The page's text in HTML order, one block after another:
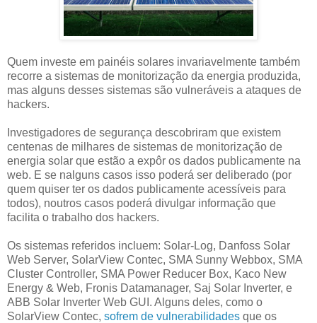
Quem investe em painéis solares invariavelmente também
recorre a sistemas de monitorização da energia produzida,
mas alguns desses sistemas são vulneráveis a ataques de
hackers.
Investigadores de segurança descobriram que existem
centenas de milhares de sistemas de monitorização de
energia solar que estão a expôr os dados publicamente na
web. E se nalguns casos isso poderá ser deliberado (por
quem quiser ter os dados publicamente acessíveis para
todos), noutros casos poderá divulgar informação que
facilita o trabalho dos hackers.
Os sistemas referidos incluem: Solar-Log, Danfoss Solar
Web Server, SolarView Contec, SMA Sunny Webbox, SMA
Cluster Controller, SMA Power Reducer Box, Kaco New
Energy & Web, Fronis Datamanager, Saj Solar Inverter, e
ABB Solar Inverter Web GUI. Alguns deles, como o
SolarView Contec, sofrem de vulnerabilidades que os